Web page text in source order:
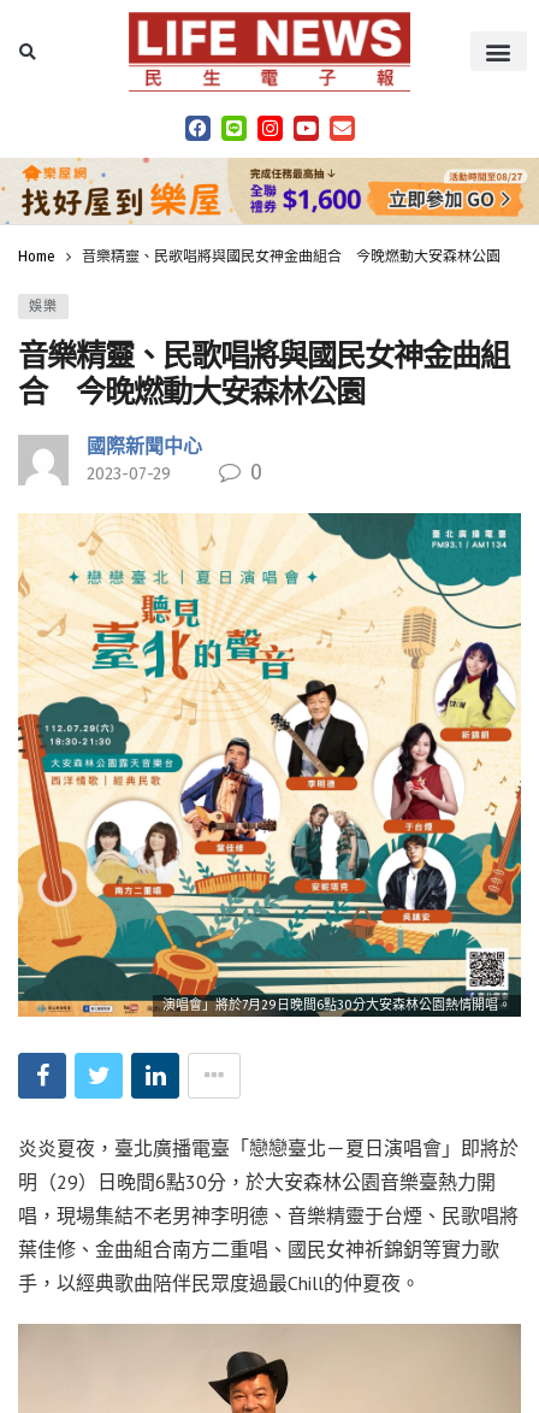
Home 音樂精靈、民歌唱將與國民女神金曲組合 今晚燃動大安森林公園
娛樂
音樂精靈、民歌唱將與國民女神金曲組
合 今晚燃動大安森林公園
國際新聞中心
2023-07-29 0
演唱會」將於7月29日晚間6點30分大安森林公園熱情開唱。
炎炎夏夜，臺北廣播電臺「戀戀臺北－夏日演唱會」即將於
明（29）日晚間6點30分，於大安森林公園音樂臺熱力開
唱，現場集結不老男神李明德、音樂精靈于台煙、民歌唱將
葉佳修、金曲組合南方二重唱、國民女神祈錦鈅等實力歌
手，以經典歌曲陪伴民眾度過最Chill的仲夏夜。